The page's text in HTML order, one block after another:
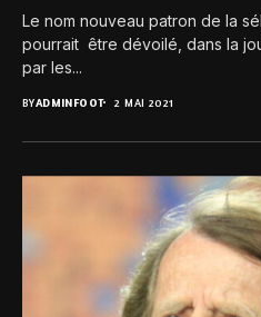
Le nom nouveau patron de la
pourrait être dévoilé, dans la
par les...
BYADMINFOOT 2 MAI 2021